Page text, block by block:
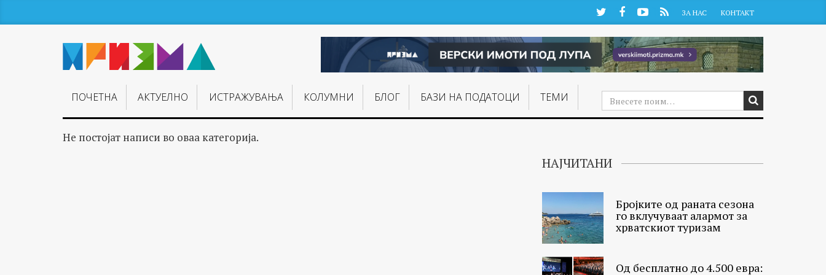
TwitterFacebookYouTube
RSS ЗА НАС КОНТАКТ
ПОЧЕТНА АКТУЕЛНО ИСТРАЖУВАЊA КОЛУМНИ БЛОГ БАЗИ НА ПОДАТОЦИ ТЕМИ
Не постојат написи во оваа категорија.
НАЈЧИТАНИ
Бројките од раната сезона
го вклучуваат алармот за
хрватскиот туризам
Од бесплатно до 4.500 евра: